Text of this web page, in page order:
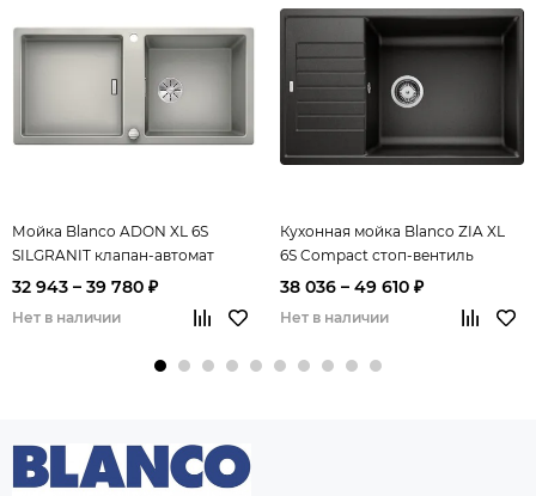
Мойка Blanco ADON XL 6S
SILGRANIT клапан-автомат
InFino®
32 943 – 39 780 ₽
Нет в наличии
Кухонная мойка Blanco ZIA XL
6S Compact стоп-вентиль
38 036 – 49 610 ₽
Нет в наличии